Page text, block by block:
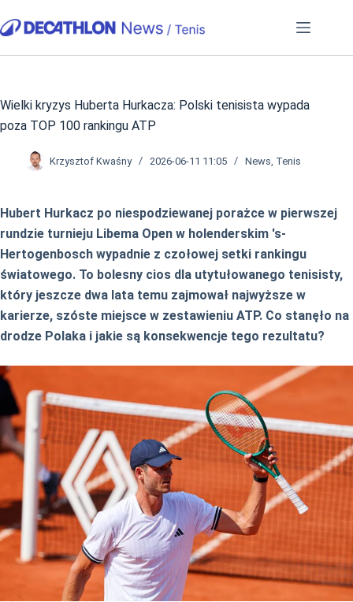
do
Wielki kryzys Huberta Hurkacza: Polski tenisista wypada
poza TOP 100 rankingu ATP
Krzysztof Kwaśny 2026-06-11 11:05 News Tenis
Hubert Hurkacz po niespodziewanej porażce w pierwszej
rundzie turnieju Libema Open w holenderskim 's-
Hertogenbosch wypadnie z czołowej setki rankingu
światowego. To bolesny cios dla utytułowanego tenisisty,
który jeszcze dwa lata temu zajmował najwyższe w
karierze, szóste miejsce w zestawieniu ATP. Co stanęło na
drodze Polaka i jakie są konsekwencje tego rezultatu?